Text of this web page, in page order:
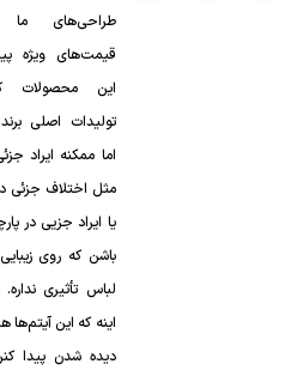
طراحی‌های
قیمت‌های ویژه
این محصولات
تولیدات اصلی
اما ممکنه ایراد
مثل اختلاف جزئی
یا ایراد جزیی در
باشن که روی
لباس تأثیری
اینه که این
دیده شدن پیدا